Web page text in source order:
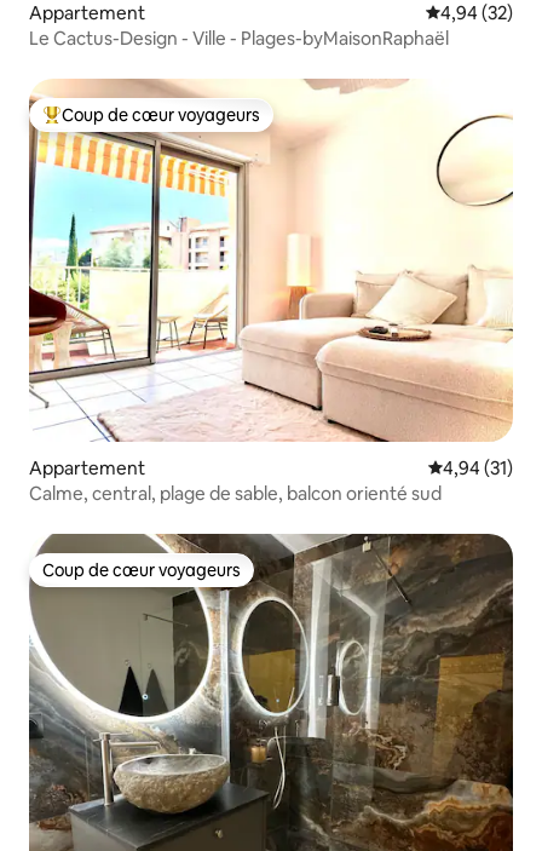
Appartement Évaluation
4,94 (32)
Le Cactus-Design - Ville - Plages-byMaisonRaphaël
Coups de cœur voyageurs les plus appréciés
Coup de cœur voyageurs
Appartement Évaluation
4,94 (31)
Calme, central, plage de sable, balcon orienté sud
Coup de cœur voyageurs
Coup de cœur voyageurs